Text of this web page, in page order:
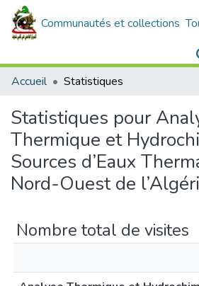
Communautés et collections
Accueil
Statistiques
Statistiques pour
Thermique et
Sources d’Eaux
Nord-Ouest de
Nombre total de visites